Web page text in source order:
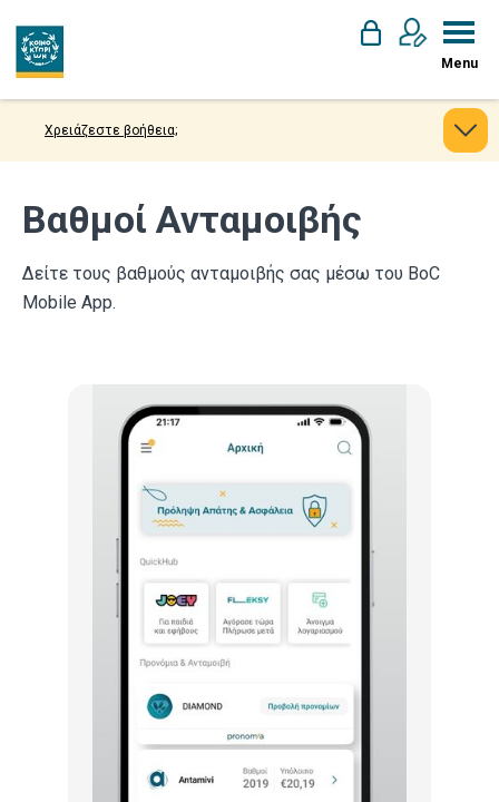
Menu
Χρειάζεστε βοήθεια;
Βαθμοί Ανταμοιβής
Δείτε τους βαθμούς ανταμοιβής σας μέσω του BoC
Mobile App.